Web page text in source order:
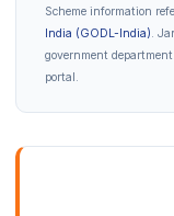
Scheme information
India (GODL-India).
government
portal.